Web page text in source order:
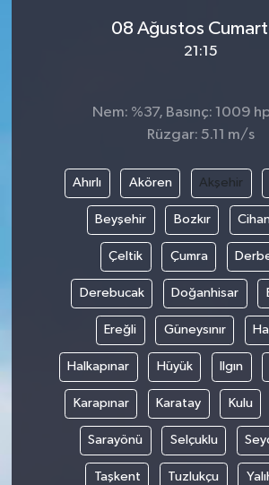
08 Ağustos
21:15
Nem: %37, Basınç: 1009
Rüzgar: 5.11 m/s
Ahırlı Akören Akşehir
Beyşehir Bozkır
Çeltik Çumra
Derebucak Doğanhisar
Ereğli Güneysınır
Halkapınar Hüyük Ilgın
Karapınar Karatay Kulu
Sarayönü Selçuklu
Taşkent Tuzlukçu